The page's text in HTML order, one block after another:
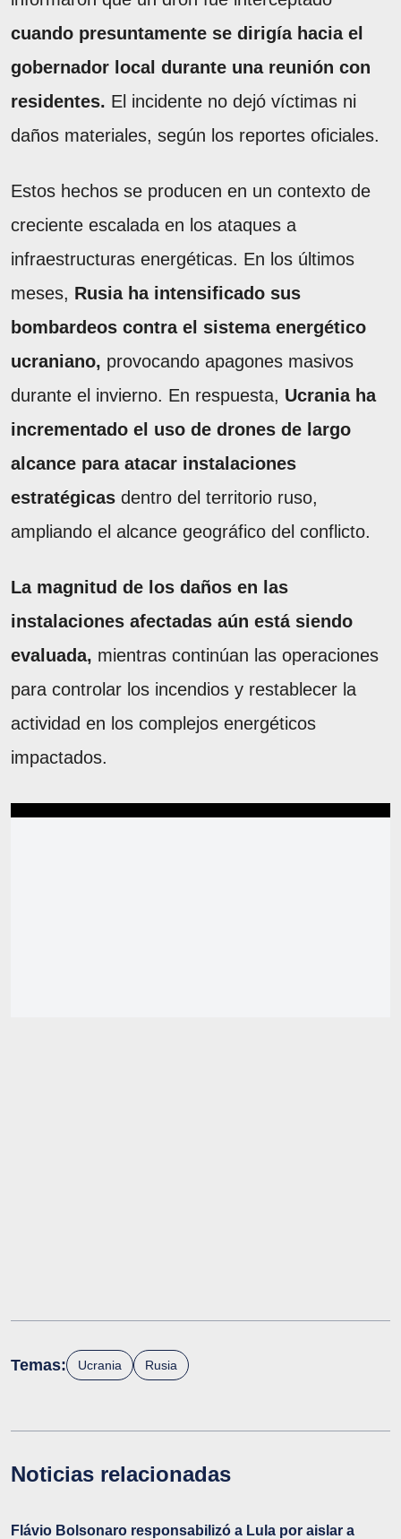
cuando presuntamente se dirigía hacia el
gobernador local durante una reunión con
residentes. El incidente no dejó víctimas ni
daños materiales, según los reportes oficiales.
Estos hechos se producen en un contexto de
creciente escalada en los ataques a
infraestructuras energéticas. En los últimos
meses, Rusia ha intensificado sus
bombardeos contra el sistema energético
ucraniano, provocando apagones masivos
durante el invierno. En respuesta, Ucrania ha
incrementado el uso de drones de largo
alcance para atacar instalaciones
estratégicas dentro del territorio ruso,
ampliando el alcance geográfico del conflicto.
La magnitud de los daños en las
instalaciones afectadas aún está siendo
evaluada, mientras continúan las operaciones
para controlar los incendios y restablecer la
actividad en los complejos energéticos
impactados.
Temas: Ucrania Rusia
Noticias relacionadas
Flávio Bolsonaro responsabilizó a Lula por aislar a